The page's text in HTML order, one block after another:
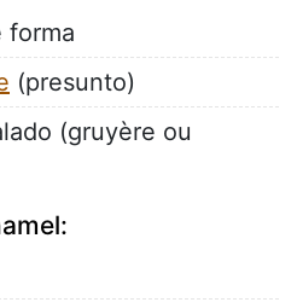
forma
(presunto)
(gruyère ou